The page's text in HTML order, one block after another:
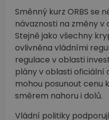
Směnný kurz ORBS se
návaznosti na změny v
Stejně jako všechny
ovlivněna vládními
regulace v oblasti
plány v oblasti oficiální
mohou posunout cenu
směrem nahoru i dolů.
Vládní politiky